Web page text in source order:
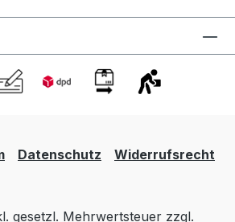
Datenschutz Widerrufsrecht
gesetzl. Mehrwertsteuer zzgl.